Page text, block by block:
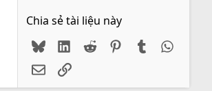
Chia sẻ tài liệu này
BlueskyLinkedIn
Reddit PinterestTumblr
EmailLink